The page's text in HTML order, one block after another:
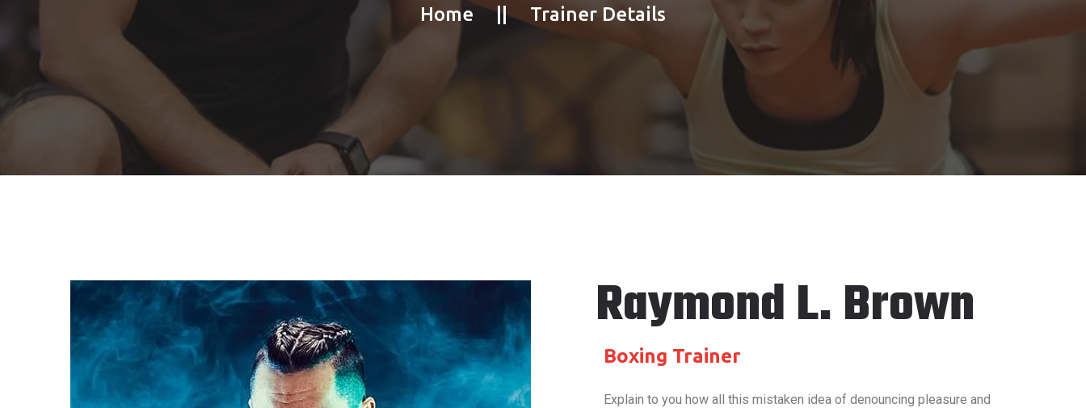
Home Trainer Details
Raymond L. Brown
Boxing Trainer
Explain to you how all this mistaken idea of denouncing pleasure and